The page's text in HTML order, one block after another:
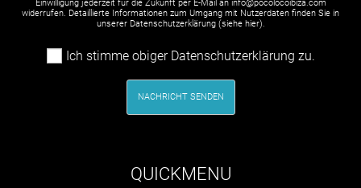
Einwilligung jederzeit für die Zukunft per E-Mail an info@pocolocoibiza.com
widerrufen. Detaillierte Informationen zum Umgang mit Nutzerdaten finden Sie in
unserer Datenschutzerklärung (siehe hier).
Ich stimme obiger Datenschutzerklärung zu.
NACHRICHT SENDEN
QUICKMENU